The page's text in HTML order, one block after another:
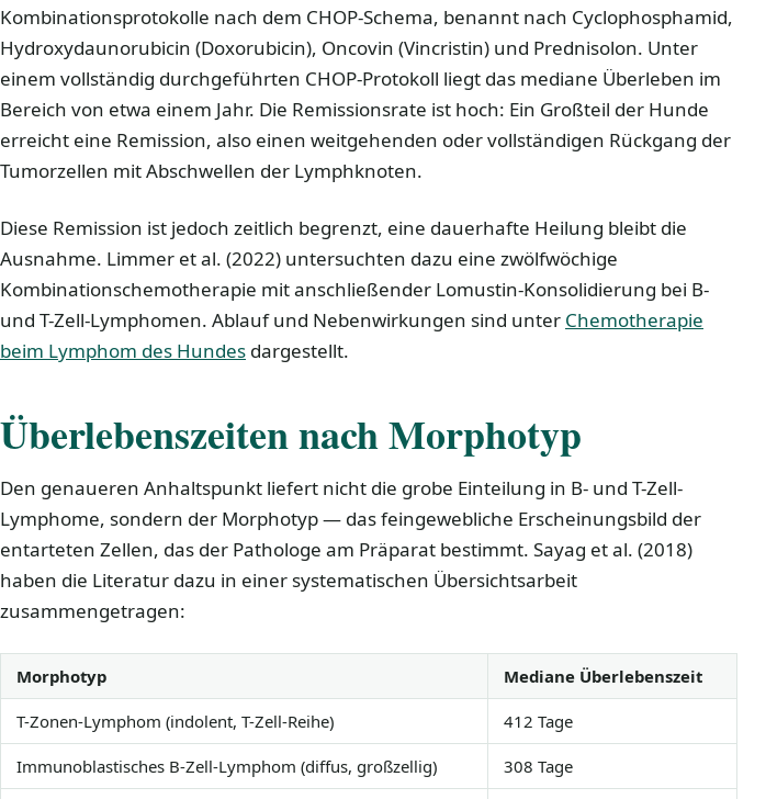
Kombinationsprotokolle nach dem CHOP-Schema, benannt nach Cyclophosphamid,
Hydroxydaunorubicin (Doxorubicin), Oncovin (Vincristin) und Prednisolon. Unter
einem vollständig durchgeführten CHOP-Protokoll liegt das mediane Überleben im
Bereich von etwa einem Jahr. Die Remissionsrate ist hoch: Ein Großteil der Hunde
erreicht eine Remission, also einen weitgehenden oder vollständigen Rückgang der
Tumorzellen mit Abschwellen der Lymphknoten.
Diese Remission ist jedoch zeitlich begrenzt, eine dauerhafte Heilung bleibt die
Ausnahme. Limmer et al. (2022) untersuchten dazu eine zwölfwöchige
Kombinationschemotherapie mit anschließender Lomustin-Konsolidierung bei B-
und T-Zell-Lymphomen. Ablauf und Nebenwirkungen sind unter Chemotherapie
beim Lymphom des Hundes dargestellt.
Überlebenszeiten nach Morphotyp
Den genaueren Anhaltspunkt liefert nicht die grobe Einteilung in B- und T-Zell-
Lymphome, sondern der Morphotyp — das feingewebliche Erscheinungsbild der
entarteten Zellen, das der Pathologe am Präparat bestimmt. Sayag et al. (2018)
haben die Literatur dazu in einer systematischen Übersichtsarbeit
zusammengetragen:
Morphotyp Mediane Überlebenszeit
T-Zonen-Lymphom (indolent, T-Zell-Reihe) 412 Tage
Immunoblastisches B-Zell-Lymphom (diffus, großzellig) 308 Tage